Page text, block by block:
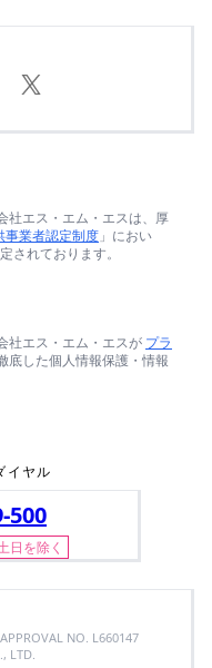
社エス・エム・エスは、厚
事業者認定制度 」におい
されております。
社エス・エム・エスが プラ
底した個人情報保護・情報
イヤル
500
日を除く
NO. L660147
LTD.